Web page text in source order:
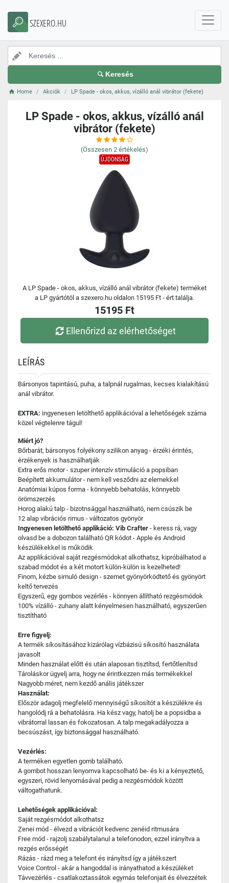
SZEXERO.HU
Keresés
Home Akciók LP Spade - okos, akkus, vízálló anál vibrátor (fekete)
LP Spade - okos, akkus, vízálló anál
vibrátor (fekete)
(Összesen 2 értékelés)
ÚJDONSÁG
A LP Spade - okos, akkus, vízálló anál vibrátor (fekete) terméket
a LP gyártótól a szexero.hu oldalon 15195 Ft - ért találja.
15195 Ft
Ellenőrizd az elérhetőséget
LEÍRÁS
Bársonyos tapintású, puha, a talpnál rugalmas, kecses kialakítású
anál vibrátor.
EXTRA: ingyenesen letölthető applikációval a lehetőségek száma
közel végtelenre tágul!
Miért jó?
Bőrbarát, bársonyos folyékony szilikon anyag - érzéki érintés,
érzékenyek is használhatják
Extra erős motor - szuper intenzív stimuláció a popsiban
Beépített akkumulátor - nem kell vesződni az elemekkel
Anatómiai kúpos forma - könnyebb behatolás, könnyebb
örömszerzés
Horog alakú talp - bizotnsággal használható, nem csúszik be
12 alap vibrációs rimus - változatos gyönyör
Ingyenesen letölthető applikáció: Vib Crafter - keress rá, vagy
olvasd be a dobozon található QR kódot - Apple és Android
készülékekkel is működik
Az applikációval saját rezgésmódokat alkothatsz, kipróbálhatod a
szabad módot és a két motort külön-külön is kezelheted!
Finom, kézbe simuló design - szemet gyönyörködtető és gyönyört
keltő tervezés
Egyszerű, egy gombos vezérlés - könnyen állítható rezgésmódok
100% vízálló - zuhany alatt kényelmesen használható, egyszerűen
tisztítható
Erre figyelj:
A termék síkosításához kizárólag vízbázisú síkosító használata
javasolt
Minden használat előtt és után alaposan tisztítsd, fertőtlenítsd
Tároláskor ügyelj arra, hogy ne érintkezzen más termékekkel
Nagyobb méret, nem kezdő anális játékszer
Használat:
Először adagolj megfelelő mennyiségű síkosítót a készülékre és
hangolódj rá a behatolásra. Ha kész vagy, hatolj be a popsidba a
vibrátorral lassan és fokozatosan. A talp megakadályozza a
becsúszást, így biztonsággal használható.
Vezérlés:
A terméken egyetlen gomb található.
A gombot hosszan lenyomva kapcsolható be- és ki a kényeztető,
egyszeri, rövid lenyomásával pedig a rezgésmódok között
váltogathatunk.
Lehetőségek applikációval:
Saját rezgésmódot alkothatsz
Zenei mód - élvezd a vibrációt kedvenc zenéid ritmusára
Free mód - rajzolj szabálytalanul a telefonodon, ezzel irányítva a
rezgés erősségét
Rázás - rázd meg a telefont és irányítsd így a játékszert
Voice Control - akár a hangoddal is irányathatod a készüléket
Távvezérlés - csatlakoztassátok egymás telefonjait és élvezzétek